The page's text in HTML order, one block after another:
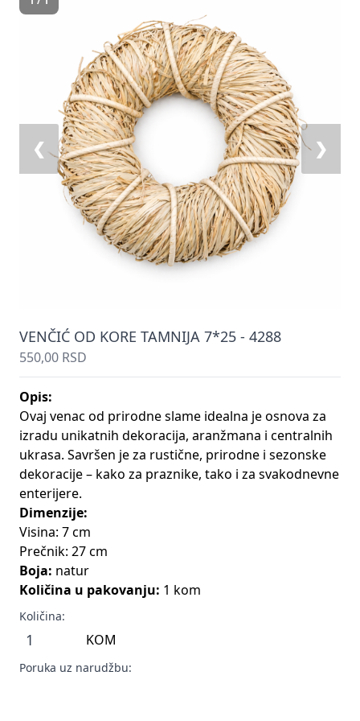
❮ ❯
VENČIĆ OD KORE TAMNIJA 7*25 - 4288
550,00 RSD
Opis:
Ovaj venac od prirodne slame idealna je osnova za
izradu unikatnih dekoracija, aranžmana i centralnih
ukrasa. Savršen je za rustične, prirodne i sezonske
dekoracije – kako za praznike, tako i za svakodnevne
enterijere.
Dimenzije:
Visina: 7 cm
Prečnik: 27 cm
Boja: natur
Količina u pakovanju: 1 kom
Količina:
KOM
Poruka uz narudžbu: